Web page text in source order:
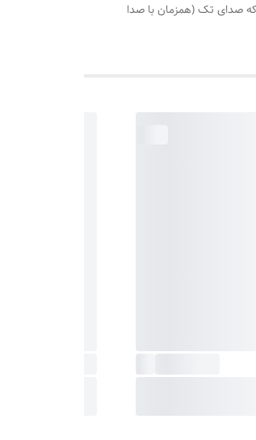
ترموسات تا جایی کم کنید که صدای تک (همزمان با صدا